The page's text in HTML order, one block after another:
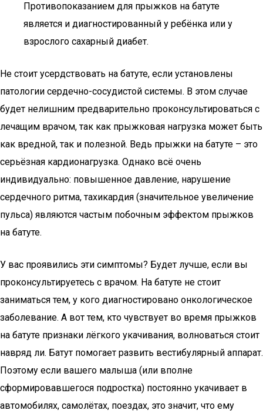
Противопоказанием для прыжков на батуте
является и диагностированный у ребёнка или у
взрослого сахарный диабет.
Не стоит усердствовать на батуте, если установлены
патологии сердечно-сосудистой системы. В этом случае
будет нелишним предварительно проконсультироваться с
лечащим врачом, так как прыжковая нагрузка может быть
как вредной, так и полезной. Ведь прыжки на батуте – это
серьёзная кардионагрузка. Однако всё очень
индивидуально: повышенное давление, нарушение
сердечного ритма, тахикардия (значительное увеличение
пульса) являются частым побочным эффектом прыжков
на батуте.
У вас проявились эти симптомы? Будет лучше, если вы
проконсультируетесь с врачом. На батуте не стоит
заниматься тем, у кого диагностировано онкологическое
заболевание. А вот тем, кто чувствует во время прыжков
на батуте признаки лёгкого укачивания, волноваться стоит
навряд ли. Батут помогает развить вестибулярный аппарат.
Поэтому если вашего малыша (или вполне
сформировавшегося подростка) постоянно укачивает в
автомобилях, самолётах, поездах, это значит, что ему